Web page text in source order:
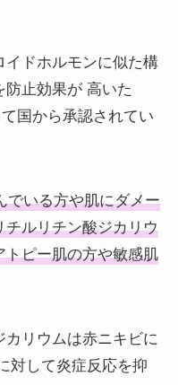
イドホルモンに似た構
止効果が 高いた
て国から承認されてい
でいる方や肌にダメー
ルリチン酸ジカリウ
ピー肌の方や敏感肌
カリウムは赤ニキビに
対して炎症反応を抑